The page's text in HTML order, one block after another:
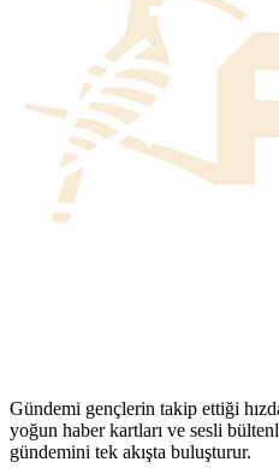
Gündemi gençlerin takip ettiği
yoğun haber kartları ve sesli
gündemini tek akışta buluşturur.